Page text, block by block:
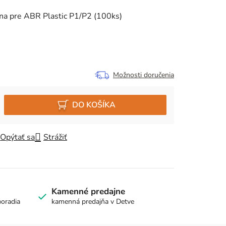
pre ABR Plastic P1/P2 (100ks)
Možnosti doručenia
DO KOŠÍKA
Opýtať sa Strážiť
Kamenné predajne
kamenná predajňa v Detve